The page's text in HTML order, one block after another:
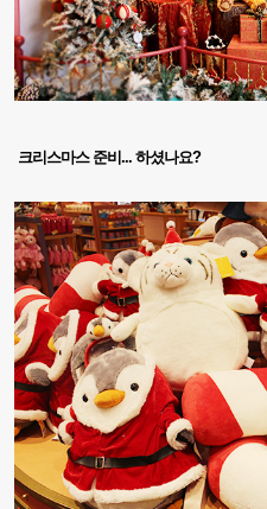
크리스마스 준비... 하셨나요?